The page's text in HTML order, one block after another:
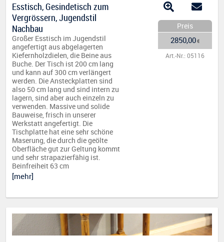
Esstisch, Gesindetisch zum
Vergrössern, Jugendstil
Nachbau
Großer Esstisch im Jugendstil
angefertigt aus abgelagerten
Kiefernholzdielen, die Beine aus
Buche. Der Tisch ist 200 cm lang
und kann auf 300 cm verlängert
werden. Die Ansteckplatten sind
also 50 cm lang und sind intern zu
lagern, sind aber auch einzeln zu
verwenden. Massive und solide
Bauweise, frisch in unserer
Werkstatt angefertigt. Die
Tischplatte hat eine sehr schöne
Maserung, die durch die geölte
Oberfläche gut zur Geltung kommt
und sehr strapazierfähig ist.
Beinfreiheit 63 cm
[mehr]
Preis
2850,00€
Art.-Nr.: 05116